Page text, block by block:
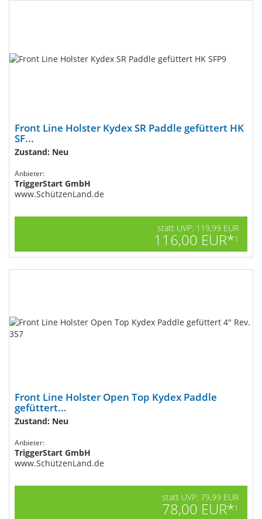
Front Line Holster Kydex SR Paddle gefüttert HK
SF...
Zustand: Neu
Anbieter:
TriggerStart GmbH
www.SchützenLand.de
statt UVP: 119,99 EUR
116,00 EUR*1
Front Line Holster Open Top Kydex Paddle
gefüttert...
Zustand: Neu
Anbieter:
TriggerStart GmbH
www.SchützenLand.de
statt UVP: 79,99 EUR
78,00 EUR*1